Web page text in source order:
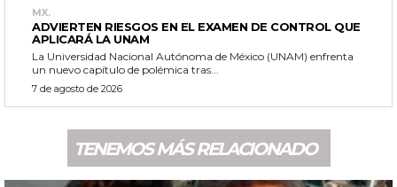
MX.
ADVIERTEN RIESGOS EN EL EXAMEN DE CONTROL QUE
APLICARÁ LA UNAM
La Universidad Nacional Autónoma de México (UNAM) enfrenta
un nuevo capítulo de polémica tras...
7 de agosto de 2026
TENEMOS MÁS RELACIONADO